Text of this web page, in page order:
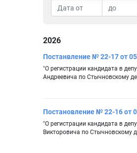
2026
Постанвление № 22-17 от
"О регистрации кандидата в
Андреевича по Стычновскому
Постановление № 22-16 от
"О регистрации кандидата в
Викторовича по Стычновскому